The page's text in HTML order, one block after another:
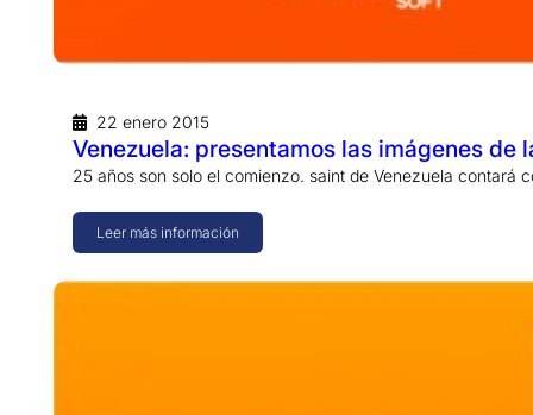
22 enero 2015
Venezuela: presentamos las imágenes de
25 años son solo el comienzo. saint de Venezuela contará
Leer más información